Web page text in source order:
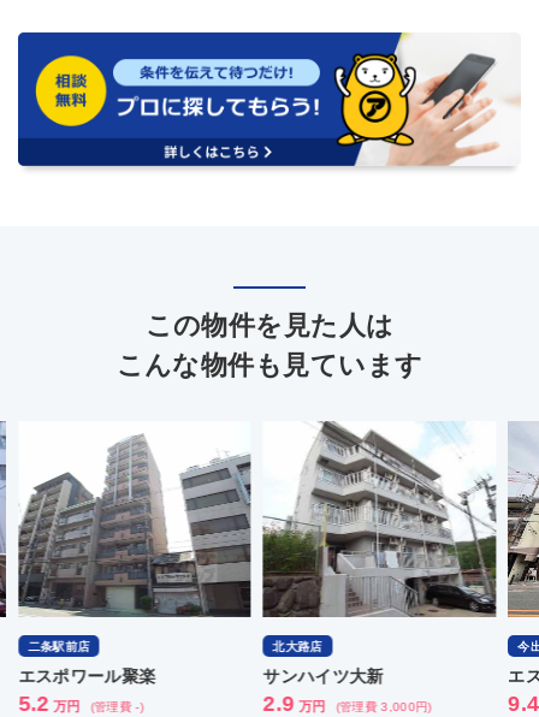
この物件を見た人は
こんな物件も見ています
二条駅前店
エスポワール聚楽
5.2 万円 (管理費 -)
北大路店
サンハイツ大新
2.9 万円 (管理費 3,000円)
今
エ
9.4